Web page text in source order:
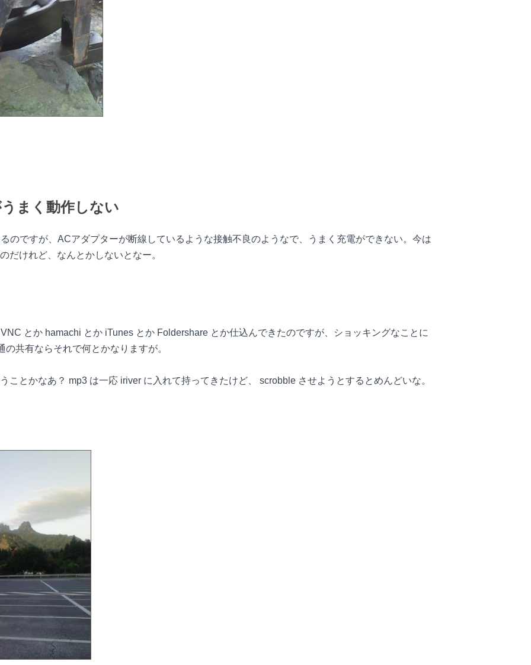
まく動作しない
ですが、ACアダプターが断線しているような接触不良のようなで、うまく充電ができない。今は
だけれど、なんとかしないとなー。
とか hamachi とか iTunes とか Foldershare とか仕込んできたのですが、ショッキングなことに
共有ならそれで何とかなりますが。
とかなあ？ mp3 は一応 iriver に入れて持ってきたけど、 scrobble させようとするとめんどいな。